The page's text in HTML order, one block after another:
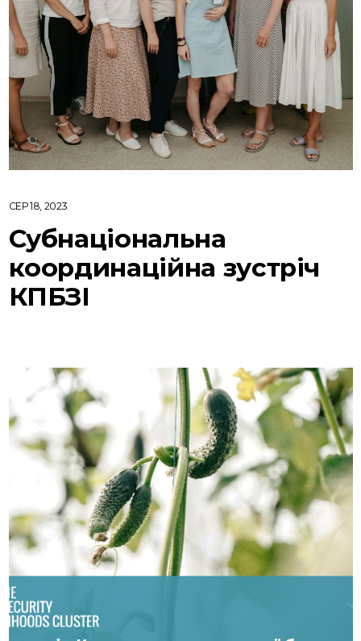
СЕР 18, 2023
Cубнаціональна
координаційна зустріч
КПБЗІ